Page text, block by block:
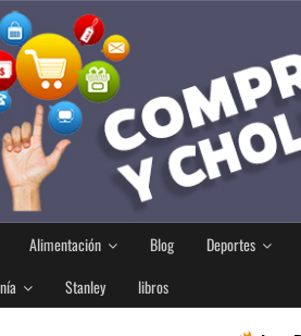
Alimentación Blog Deportes
Stanley libros